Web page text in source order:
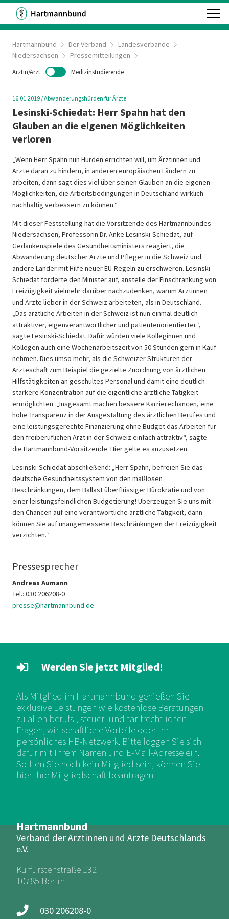
Hartmannbund Der Verband
Landesverbände
Niedersachsen
Pressemitteilungen
Ärztin/Arzt Medizinstudierende
16.01.2019 /Abwanderungshürden für Ärzte
Lesinski-Schiedat: Herr Spahn hat den
Glauben an die eigenen Möglichkeiten
verloren
„Wenn Herr Spahn nun Hürden errichten will, um Ärztinnen und
Ärzte daran zu hindern, in anderen europäischen Ländern zu
arbeiten, dann sagt dies viel über seinen Glauben an die eigenen
Möglichkeiten, die Arbeitsbedingungen in Deutschland wirklich
nachhaltig verbessern zu können.“
Mit dieser Feststellung hat die Vorsitzende des Hartmannbundes
Niedersachsen, Professorin Dr. Anke Lesinski-Schiedat, auf
Gedankenspiele des Gesundheitsministers reagiert, die
Abwanderung deutscher Ärzte und Pfleger in die Schweiz und
andere Länder mit Hilfe neuer EU-Regeln zu erschweren. Lesinski-
Schiedat forderte den Minister auf, anstelle der Einschränkung von
Freizügigkeit vielmehr darüber nachzudenken, warum Ärztinnen
und Ärzte lieber in der Schweiz arbeiteten, als in Deutschland.
„Das ärztliche Arbeiten in der Schweiz ist nun einmal deutlich
attraktiver, eigenverantwortlicher und patientenorientierter“,
sagte Lesinski-Schiedat. Dafür würden viele Kolleginnen und
Kollegen auch eine Wochenarbeitszeit von 50 Stunden gern in Kauf
nehmen. Dies umso mehr, als die Schweizer Strukturen der
Ärzteschaft zum Beispiel die gezielte Zuordnung von ärztlichen
Hilfstätigkeiten an geschultes Personal und damit eine deutlich
stärkere Konzentration auf die eigentliche ärztliche Tätigkeit
ermöglichten. „Insgesamt machen bessere Karrierechancen, eine
hohe Transparenz in der Ausgestaltung des ärztlichen Berufes und
eine leistungsgerechte Finanzierung ohne Budget das Arbeiten für
den freiberuflichen Arzt in der Schweiz einfach attraktiv“, sagte
die Hartmannbund-Vorsitzende. Hier gelte es anzusetzen.
Lesinski-Schiedat abschließend: „Herr Spahn, befreien Sie das
deutsche Gesundheitssystem von den maßlosen
Beschränkungen, dem Ballast überflüssiger Bürokratie und von
einer leistungsfeindlichen Budgetierung! Überzeugen Sie uns mit
den Chancen auf eine verantwortliche ärztliche Tätigkeit, dann
können Sie auf unangemessene Beschränkungen der Freizügigkeit
verzichten.“
Pressesprecher
Andreas Aumann
Tel.: 030 206208-0
presse@hartmannbund.de
Hartmannbund
Verband der Ärztinnen und Ärzte Deutschlands
e.V.
Kurfürstenstraße 132
10785 Berlin
030 206208-0
Werden Sie jetzt Mitglied!
Als Mitglied im Hartmannbund genießen Sie
exklusive Leistungen wie kostenlose Beratungen
zu allen berufs-, steuer- und tarifrechtlichen
Fragen, wirtschaftliche Vorteile oder Ihr
persönliches HB-Netzwerk. Bitte loggen Sie sich
dafür mit Ihrem Namen und E-Mail-Adresse ein.
Sollten Sie noch kein Mitglied sein, können Sie
hier Ihre Mitgliedschaft beantragen.